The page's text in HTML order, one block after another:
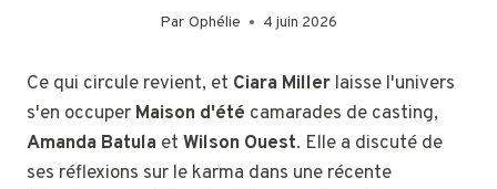
Par Ophélie 4 juin 2026
Ce qui circule revient, et Ciara Miller laisse l'univers
s'en occuper Maison d'été camarades de casting,
Amanda Batula et Wilson Ouest. Elle a discuté de
ses réflexions sur le karma dans une récente